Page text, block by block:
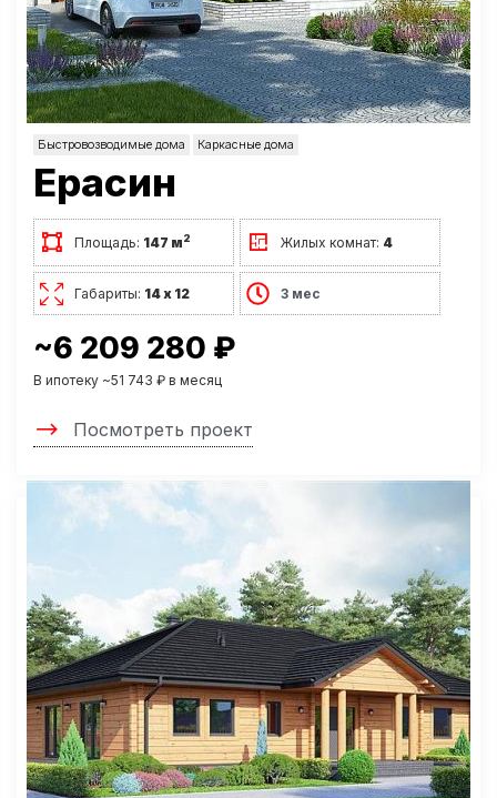
Быстровозводимые дома Каркасные дома
Ерасин
Площадь: 147 м2 Жилых комнат: 4
Габариты: 14 х 12 3 мес
~6 209 280 ₽
В ипотеку ~51 743 ₽ в месяц
Посмотреть проект